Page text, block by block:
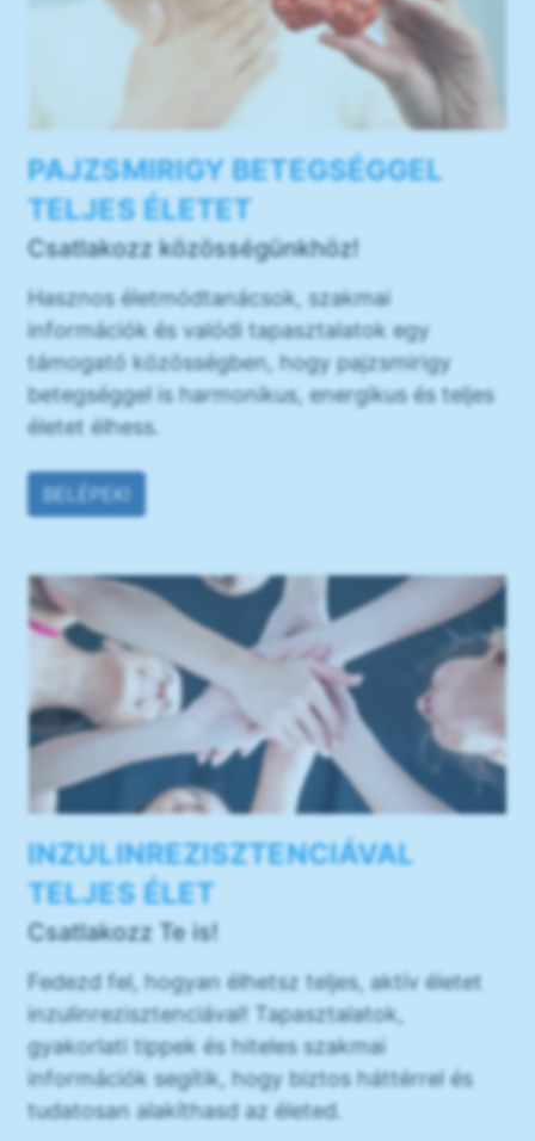
PAJZSMIRIGY BETEGSÉGGEL
TELJES ÉLETET
Csatlakozz közösségünkhöz!
Hasznos életmódtanácsok, szakmai
információk és valódi tapasztalatok egy
támogató közösségben, hogy pajzsmirigy
betegséggel is harmonikus, energikus és teljes
életet élhess.
BELÉPEK!
INZULINREZISZTENCIÁVAL
TELJES ÉLET
Csatlakozz Te is!
Fedezd fel, hogyan élhetsz teljes, aktív életet
inzulinrezisztenciával! Tapasztalatok,
gyakorlati tippek és hiteles szakmai
információk segítik, hogy biztos háttérrel és
tudatosan alakíthasd az életed.